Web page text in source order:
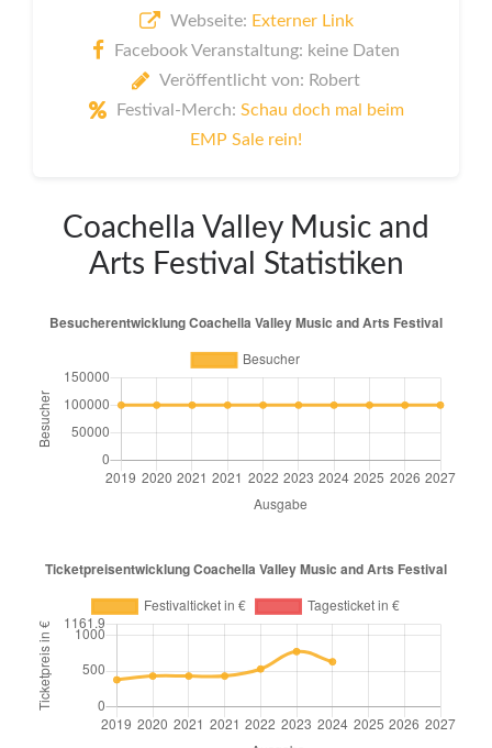
Webseite: Externer Link
Facebook Veranstaltung: keine Daten
Veröffentlicht von: Robert
Festival-Merch: Schau doch mal beim
EMP Sale rein!
Coachella Valley Music and
Arts Festival Statistiken